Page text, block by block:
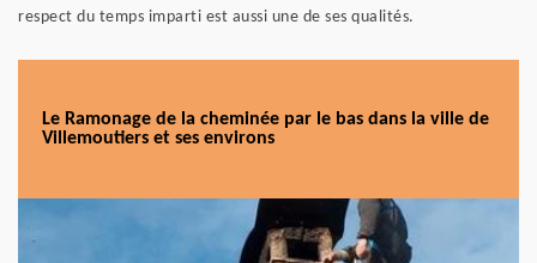
respect du temps imparti est aussi une de ses qualités.
Le Ramonage de la cheminée par le bas dans la ville de
Villemoutiers et ses environs